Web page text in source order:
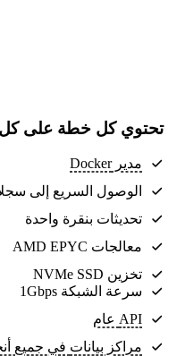
تحتوي كل خطة على كل
مدير Docker
الوصول السريع إلى
تحديثات بنقرة واحدة
معالجات AMD EPYC
تخزين NVMe SSD
سرعة الشبكة 1Gbps
API عام
مراكز بيانات في جميع